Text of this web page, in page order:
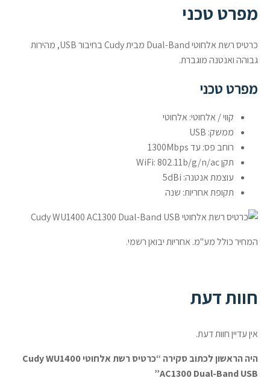
מפרט טכני
כרטיס רשת אלחוטי Dual-Band מבית Cudy בחיבור USB, מהירות
גבוהה ואנטנה מוגברת.
מפרט טכני
קווי / אלחוטי: אלחוטי
ממשק: USB
רוחב פס: עד 1300Mbps
תקן WiFi: 802.11b/g/n/ac
עוצמת אנטנה: 5dBi
תקופת אחריות: שנה
המחיר כולל מע"מ. אחריות יבואן רשמי.
חוות דעת
אין עדיין חוות דעת.
היה הראשון לכתוב סקירה “כרטיס רשת אלחוטי Cudy WU1400
AC1300 Dual-Band USB”